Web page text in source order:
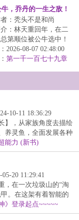
不穿仙域...
板补强？》
，乔丹的一生之敌！
：秃头不是和尚
：林天重回年，在二
第顺位被公牛选中！
获得博尔特、汤姆·布
、梅威瑟三人天赋技
2026-08-07 02:48:00
第一千一百七十九章
10-11 18:36:29
】，从家族角度去描绘
养灵鱼，全面发展各种
能力 (新书)
20 11:29:41
，在一次垃圾山的“淘
。在这架有着智能的
》登录起点~~~~~